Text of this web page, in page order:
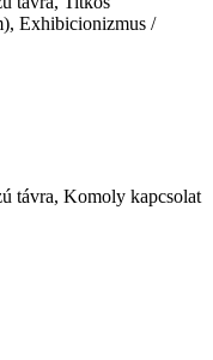
Exhibicionizmus /
távra, Komoly kapcsolat